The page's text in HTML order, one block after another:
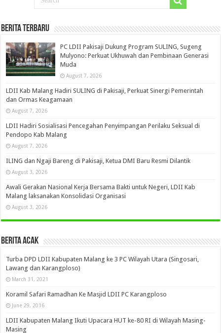
Berita Terbaru
PC LDII Pakisaji Dukung Program SULING, Sugeng
Mulyono: Perkuat Ukhuwah dan Pembinaan Generasi
Muda
August 7, 2026
LDII Kab Malang Hadiri SULING di Pakisaji, Perkuat Sinergi Pemerintah
dan Ormas Keagamaan
August 7, 2026
LDII Hadiri Sosialisasi Pencegahan Penyimpangan Perilaku Seksual di
Pendopo Kab Malang
August 7, 2026
ILING dan Ngaji Bareng di Pakisaji, Ketua DMI Baru Resmi Dilantik
August 3, 2026
Awali Gerakan Nasional Kerja Bersama Bakti untuk Negeri, LDII Kab
Malang laksanakan Konsolidasi Organisasi
August 3, 2026
Berita Acak
Turba DPD LDII Kabupaten Malang ke 3 PC Wilayah Utara (Singosari,
Lawang dan Karangploso)
March 31, 2021
Koramil Safari Ramadhan Ke Masjid LDII PC Karangploso
June 29, 2016
LDII Kabupaten Malang Ikuti Upacara HUT ke-80 RI di Wilayah Masing-
Masing